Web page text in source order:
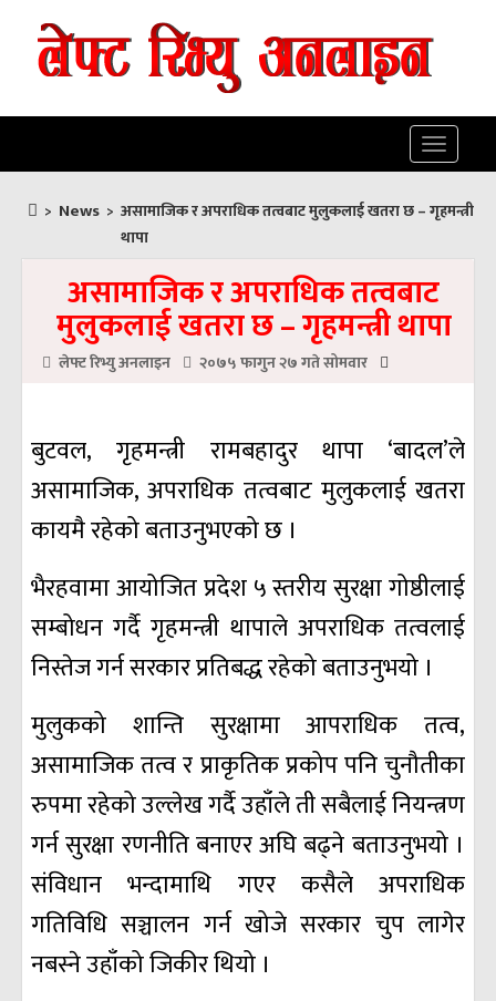
Toggle
> News > असामाजिक र अपराधिक तत्वबाट मुलुकलाई खतरा छ – गृहमन्त्री
थापा
असामाजिक र अपराधिक तत्वबाट
मुलुकलाई खतरा छ – गृहमन्त्री थापा
लेफ्ट रिभ्यु अनलाइन २०७५ फागुन २७ गते सोमवार
बुटवल, गृहमन्त्री रामबहादुर थापा ‘बादल’ले
असामाजिक, अपराधिक तत्वबाट मुलुकलाई खतरा
कायमै रहेको बताउनुभएको छ ।
भैरहवामा आयोजित प्रदेश ५ स्तरीय सुरक्षा गोष्ठीलाई
सम्बोधन गर्दै गृहमन्त्री थापाले अपराधिक तत्वलाई
निस्तेज गर्न सरकार प्रतिबद्ध रहेको बताउनुभयो ।
मुलुकको शान्ति सुरक्षामा आपराधिक तत्व,
असामाजिक तत्व र प्राकृतिक प्रकोप पनि चुनौतीका
रुपमा रहेको उल्लेख गर्दै उहाँले ती सबैलाई नियन्त्रण
गर्न सुरक्षा रणनीति बनाएर अघि बढ्ने बताउनुभयो ।
संविधान भन्दामाथि गएर कसैले अपराधिक
गतिविधि सञ्चालन गर्न खोजे सरकार चुप लागेर
नबस्ने उहाँको जिकीर थियो ।